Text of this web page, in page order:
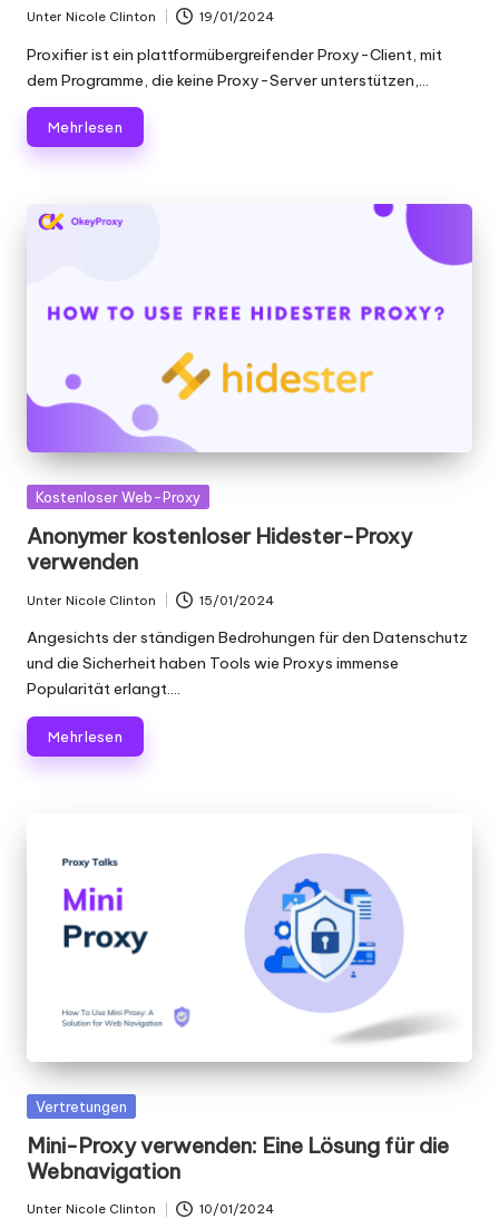
Geschrieben
von
Unter Nicole Clinton 19/01/2024
Proxifier ist ein plattformübergreifender Proxy-Client, mit
dem Programme, die keine Proxy-Server unterstützen,...
Mehr lesen
Gepostet
Kostenloser Web-Proxy
Anonymer kostenloser Hidester-Proxy
verwenden
Geschrieben
von
Unter Nicole Clinton 15/01/2024
Angesichts der ständigen Bedrohungen für den Datenschutz
und die Sicherheit haben Tools wie Proxys immense
Popularität erlangt....
Mehr lesen
Gepostet
Vertretungen
Mini-Proxy verwenden: Eine Lösung für die
Webnavigation
Unter Nicole Clinton 10/01/2024